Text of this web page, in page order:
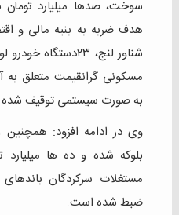
سوخت، صدها میلیارد
مسکونی گرانقیمت متعلق به
به صورت سیستمی توقیف
بلوکه شده و ده ها
مستغلات سرکردگان
ضبط شده است.